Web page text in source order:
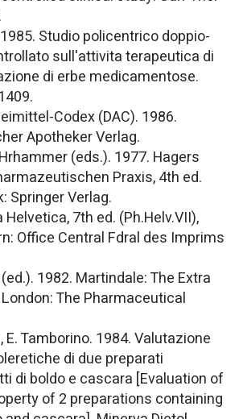
1985. Studio policentrico doppio-
sull'attivita terapeutica di
di erbe medicamentose.
Codex (DAC). 1986.
Apotheker Verlag.
(eds.). 1977. Hagers
Praxis, 4th ed.
Springer Verlag.
7th ed. (Ph.Helv.VII),
Office Central Fdral des Imprims
(ed.). 1982. Martindale: The Extra
The Pharmaceutical
E. Tamborino. 1984. Valutazione
di due preparati
di boldo e cascara [Evaluation of
of 2 preparations containing